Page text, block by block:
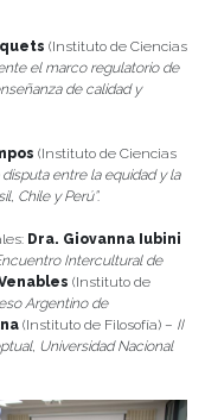
(Instituto de Ciencias
el marco regulatorio de
de calidad y
(Instituto de Ciencias
disputa entre la equidad y la
Chile y Perú”.
Dra. Giovanna Iubini
Intercultural de
(Instituto de
Argentino de
(Instituto de Filosofía) – II
Universidad Nacional